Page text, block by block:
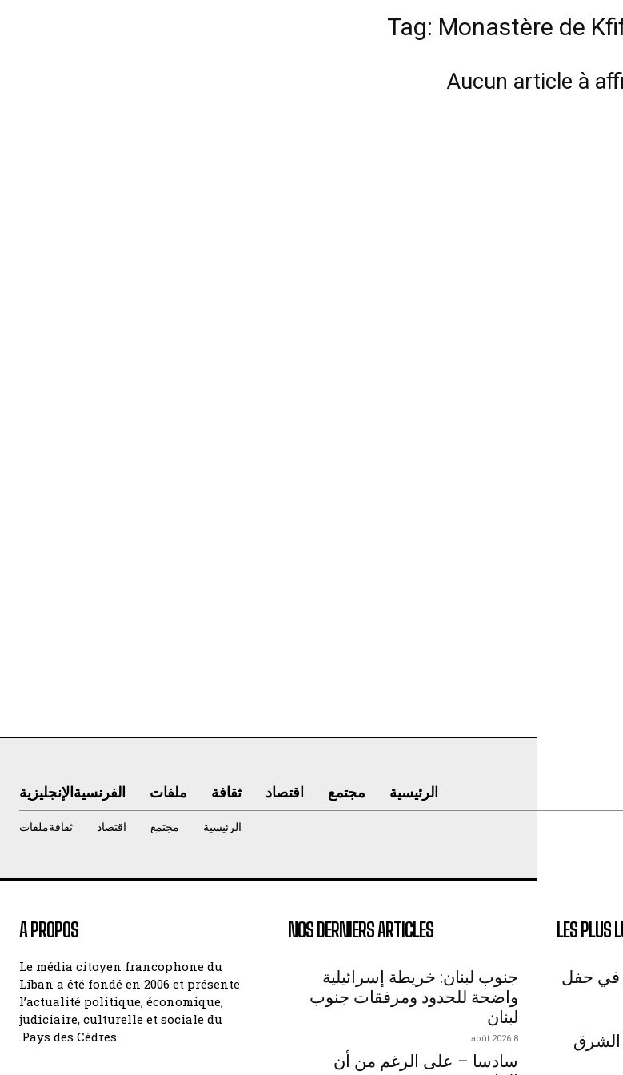
Tag: Monastère de
Aucun article à
الرئيسية مجتمع اقتصاد ثقافة ملفات الفرنسيةالإنجليزية
الرئيسية مجتمع اقتصاد ثقافةملفات
A PROPOS
Le média citoyen francophone du
Liban a été fondé en 2006 et présente
l’actualité politique, économique,
judiciaire, culturelle et sociale du
Pays des Cèdres.
NOS DERNIERS ARTICLES
جنوب لبنان: خريطة إسرائيلية
واضحة للحدود ومرفقات جنوب
لبنان
8 août 2026
سادسا – على الرغم من أن
LES PLUS
في حفل
الشرق